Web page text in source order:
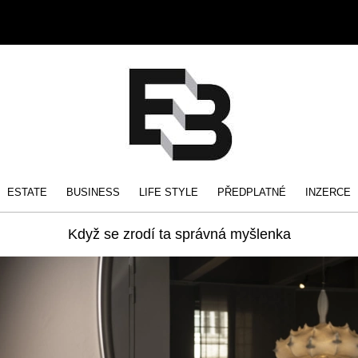
ESTATE BUSINESS LIFE STYLE PŘEDPLATNÉ INZERCE
Když se zrodí ta správná myšlenka